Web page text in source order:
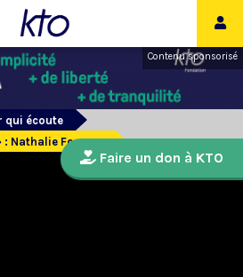
Contenu sponsorisé
qui écoute
: Nathalie Fourmy
Faire un don à KTO